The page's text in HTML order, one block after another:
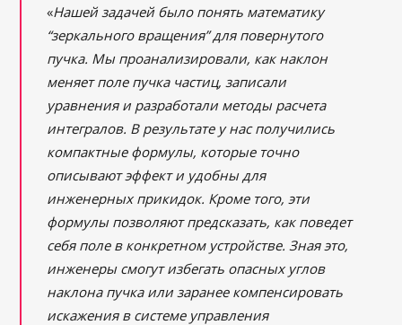
«Нашей задачей было понять математику
“зеркального вращения” для повернутого
пучка. Мы проанализировали, как наклон
меняет поле пучка частиц, записали
уравнения и разработали методы расчета
интегралов. В результате у нас получились
компактные формулы, которые точно
описывают эффект и удобны для
инженерных прикидок. Кроме того, эти
формулы позволяют предсказать, как поведет
себя поле в конкретном устройстве. Зная это,
инженеры смогут избегать опасных углов
наклона пучка или заранее компенсировать
искажения в системе управления